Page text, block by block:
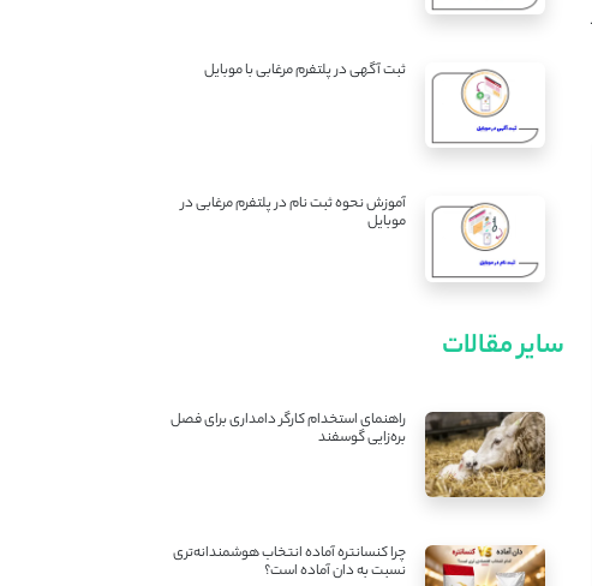
ثبت آگهی در پلتفرم مرغابی با موبایل
آموزش نحوه ثبت نام در پلتفرم مرغابی در
موبایل
سایر مقالات
راهنمای استخدام کارگر دامداری برای فصل
بره‌زایی گوسفند
چرا کنسانتره آماده انتخاب هوشمندانه‌تری
نسبت به دان آماده است؟